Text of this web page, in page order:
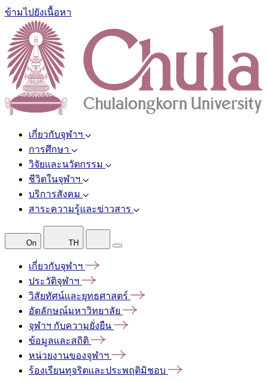
ข้ามไปยังเนื้อหา
เกี่ยวกับจุฬาฯ
การศึกษา
วิจัยและนวัตกรรม
ชีวิตในจุฬาฯ
บริการสังคม
สาระความรู้และข่าวสาร
On TH
เกี่ยวกับจุฬาฯ
ประวัติจุฬาฯ
วิสัยทัศน์และยุทธศาสตร์
อัตลักษณ์มหาวิทยาลัย
จุฬาฯ กับความยั่งยืน
ข้อมูลและสถิติ
หน่วยงานของจุฬาฯ
ร้องเรียนทุจริตและประพฤติมิชอบ